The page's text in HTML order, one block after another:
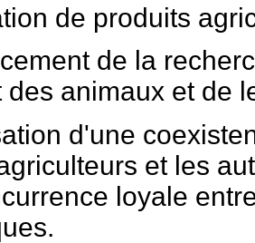
de produits
de la
des animaux et de
d'une
et les
loyale